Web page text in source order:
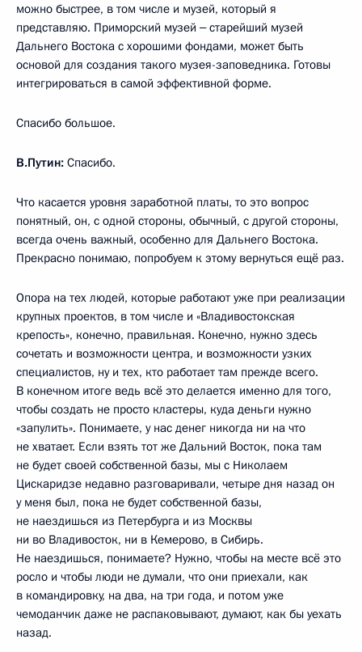
можно быстрее, в том числе и музей, который я
представляю. Приморский музей ‒ старейший музей
Дальнего Востока с хорошими фондами, может быть
основой для создания такого музея-заповедника. Готовы
интегрироваться в самой эффективной форме.
Спасибо большое.
В.Путин: Спасибо.
Что касается уровня заработной платы, то это вопрос
понятный, он, с одной стороны, обычный, с другой стороны,
всегда очень важный, особенно для Дальнего Востока.
Прекрасно понимаю, попробуем к этому вернуться ещё раз.
Опора на тех людей, которые работают уже при реализации
крупных проектов, в том числе и «Владивостокская
крепость», конечно, правильная. Конечно, нужно здесь
сочетать и возможности центра, и возможности узких
специалистов, ну и тех, кто работает там прежде всего.
В конечном итоге ведь всё это делается именно для того,
чтобы создать не просто кластеры, куда деньги нужно
«запулить». Понимаете, у нас денег никогда ни на что
не хватает. Если взять тот же Дальний Восток, пока там
не будет своей собственной базы, мы с Николаем
Цискаридзе недавно разговаривали, четыре дня назад он
у меня был, пока не будет собственной базы,
не наездишься из Петербурга и из Москвы
ни во Владивосток, ни в Кемерово, в Сибирь.
Не наездишься, понимаете? Нужно, чтобы на месте всё это
росло и чтобы люди не думали, что они приехали, как
в командировку, на два, на три года, и потом уже
чемоданчик даже не распаковывают, думают, как бы уехать
назад.